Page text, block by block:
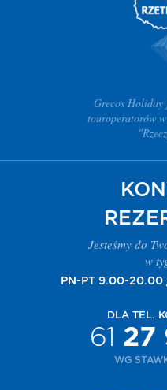
Grecos Holiday
touroperatorów
Jesteśmy do
w
PN-PT 9.00-
DLA TEL.
61 27
WG